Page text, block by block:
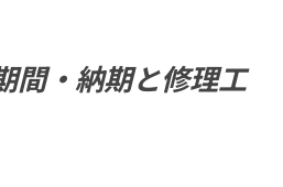
間・納期と修理工